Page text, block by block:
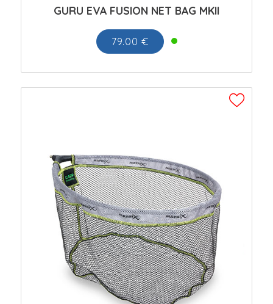
GURU EVA FUSION NET BAG MKII
79.00 €